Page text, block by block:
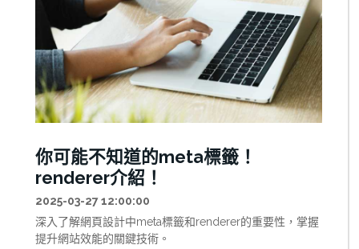
你可能不知道的meta標籤！
renderer介紹！
2025-03-27 12:00:00
深入了解網頁設計中meta標籤和renderer的重要性，掌握
提升網站效能的關鍵技術。